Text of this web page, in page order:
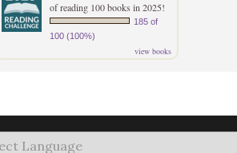
of reading 100 books in 2025!
185 of
100 (100%)
view books